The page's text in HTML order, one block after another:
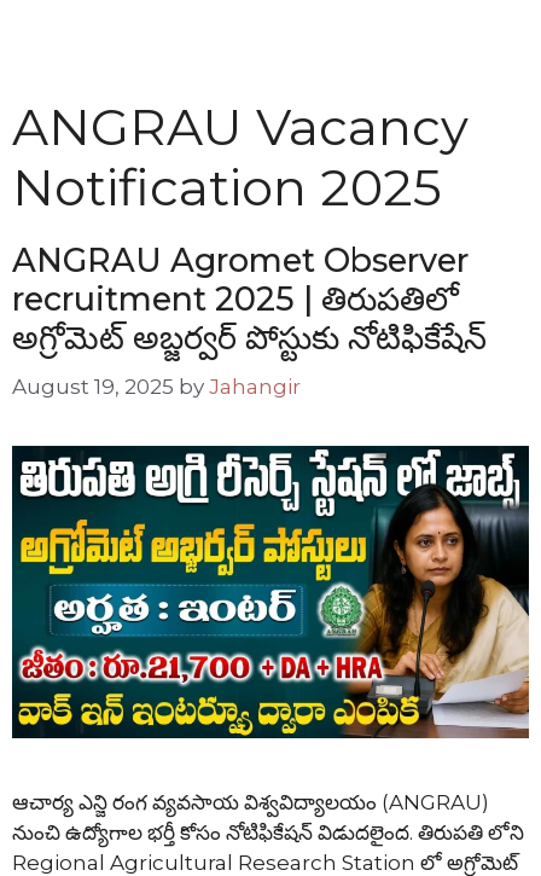
ANGRAU Vacancy
Notification 2025
ANGRAU Agromet Observer
recruitment 2025 | తిరుపతిలో
అగ్రోమెట్ అబ్జర్వర్ పోస్టుకు నోటిఫికేషేన్
August 19, 2025 by Jahangir
ఆచార్య ఎన్జి రంగ వ్యవసాయ విశ్వవిద్యాలయం (ANGRAU)
నుంచి ఉద్యోగాల భర్తీ కోసం నోటిఫికేషన్ విడుదలైంద. తిరుపతి లోని
Regional Agricultural Research Station లో అగ్రోమెట్